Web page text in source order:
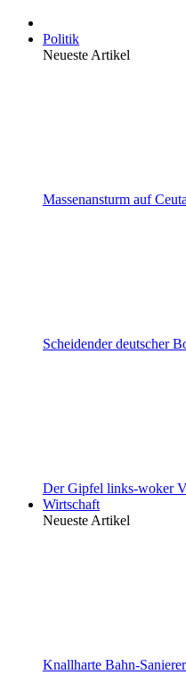
Politik
Neueste Artikel
Massenansturm auf
Scheidender deutscher
Der Gipfel links-woker
Wirtschaft
Neueste Artikel
Knallharte Bahn-